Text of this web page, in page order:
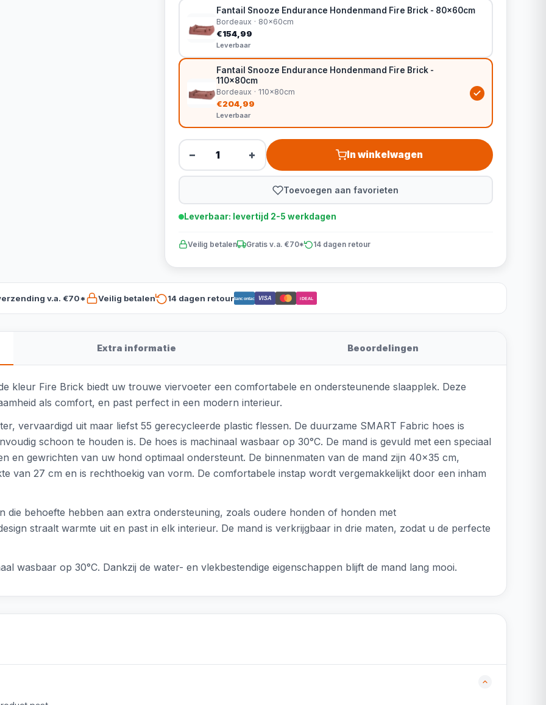
Fantail Snooze Endurance Hondenmand Fire Brick - 80x60cm
Bordeaux · 80x60cm
€154,99
Leverbaar
Fantail Snooze Endurance Hondenmand Fire Brick -
110x80cm
Bordeaux · 110x80cm
€204,99
Leverbaar
− + In winkelwagen
Toevoegen aan favorieten
Leverbaar: levertijd 2-5 werkdagen
Veilig betalen Gratis v.a. €70* 14 dagen retour
v.a. €70* Veilig betalen 14 dagen retourBancontact VISA iDEAL
Extra informatie Beoordelingen
kleur Fire Brick biedt uw trouwe viervoeter een comfortabele en ondersteunende slaapplek. Deze
als comfort, en past perfect in een modern interieur.
vervaardigd uit maar liefst 55 gerecycleerde plastic flessen. De duurzame SMART Fabric hoes is
schoon te houden is. De hoes is machinaal wasbaar op 30°C. De mand is gevuld met een speciaal
en gewrichten van uw hond optimaal ondersteunt. De binnenmaten van de mand zijn 40x35 cm,
van 27 cm en is rechthoekig van vorm. De comfortabele instap wordt vergemakkelijkt door een inham
die behoefte hebben aan extra ondersteuning, zoals oudere honden of honden met
straalt warmte uit en past in elk interieur. De mand is verkrijgbaar in drie maten, zodat u de perfecte
wasbaar op 30°C. Dankzij de water- en vlekbestendige eigenschappen blijft de mand lang mooi.